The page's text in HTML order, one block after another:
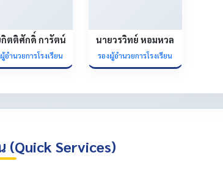
ตติศักดิ์ การัตน์
อำนวยการโรงเรียน
นายวรวิทย์ หอมหวล
รองผู้อำนวยการโรงเรียน
Services)